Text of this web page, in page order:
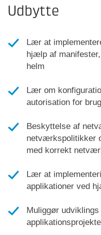
Udbytte
Lær at
hjælp af
helm
Lær om
autorisation for
Beskyttelse af
netværkspolitikker
med korrekt
Lær at
applikationer ved
Muliggør